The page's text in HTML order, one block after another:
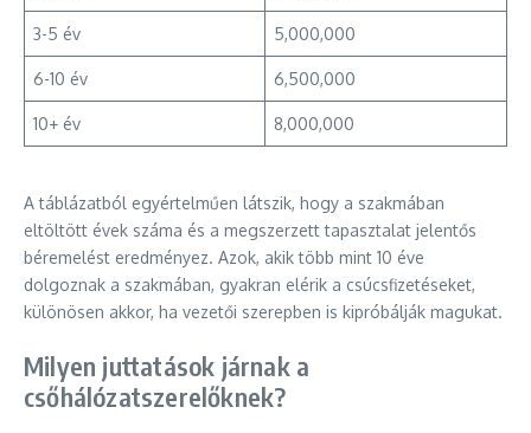
3-5 év 5,000,000
6-10 év 6,500,000
10+ év 8,000,000
A táblázatból egyértelműen látszik, hogy a szakmában
eltöltött évek száma és a megszerzett tapasztalat jelentős
béremelést eredményez. Azok, akik több mint 10 éve
dolgoznak a szakmában, gyakran elérik a csúcsfizetéseket,
különösen akkor, ha vezetői szerepben is kipróbálják magukat.
Milyen juttatások járnak a
csőhálózatszerelőknek?